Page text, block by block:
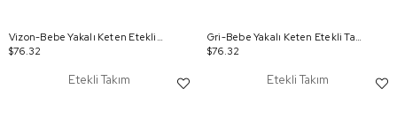
Vizon-Bebe Yakalı Keten Etekli Takım
$76.32
Gri-Bebe Yakalı Keten Etekli Takım
$76.32
Etekli Takım Etekli Takım